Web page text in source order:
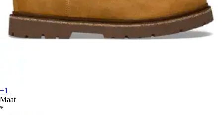
+1
Maat
*